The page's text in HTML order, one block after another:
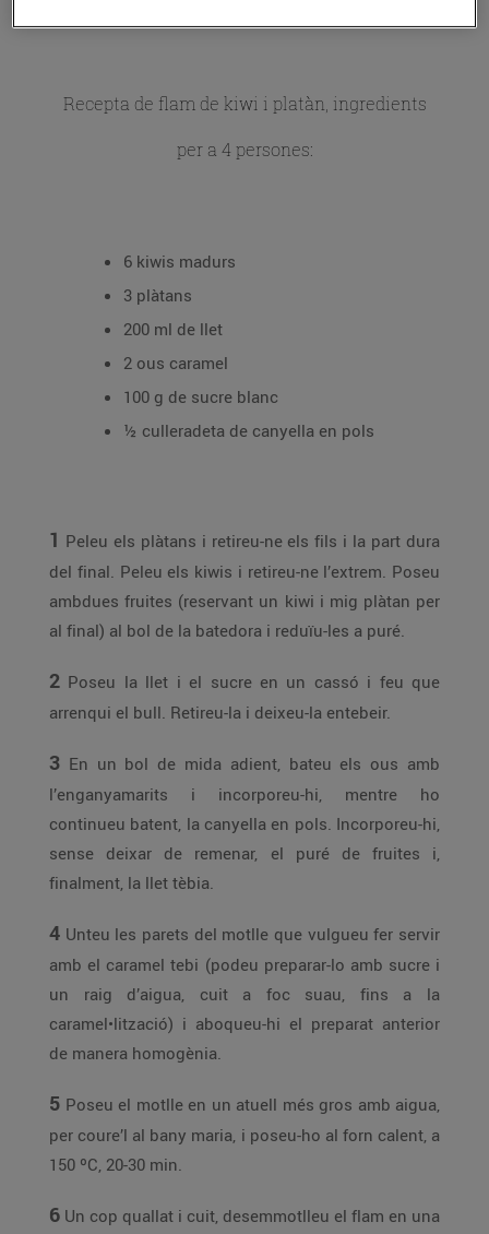
Recepta de flam de kiwi i platàn, ingredients
per a 4 persones:
6 kiwis madurs
3 plàtans
200 ml de llet
2 ous caramel
100 g de sucre blanc
½ culleradeta de canyella en pols
1 Peleu els plàtans i retireu-ne els fils i la part dura
del final. Peleu els kiwis i retireu-ne l’extrem. Poseu
ambdues fruites (reservant un kiwi i mig plàtan per
al final) al bol de la batedora i reduïu-les a puré.
2 Poseu la llet i el sucre en un cassó i feu que
arrenqui el bull. Retireu-la i deixeu-la entebeir.
3 En un bol de mida adient, bateu els ous amb
l’enganyamarits i incorporeu-hi, mentre ho
continueu batent, la canyella en pols. Incorporeu-hi,
sense deixar de remenar, el puré de fruites i,
finalment, la llet tèbia.
4 Unteu les parets del motlle que vulgueu fer servir
amb el caramel tebi (podeu preparar-lo amb sucre i
un raig d’aigua, cuit a foc suau, fins a la
caramel•lització) i aboqueu-hi el preparat anterior
de manera homogènia.
5 Poseu el motlle en un atuell més gros amb aigua,
per coure’l al bany maria, i poseu-ho al forn calent, a
150 ºC, 20-30 min.
6 Un cop quallat i cuit, desemmotlleu el flam en una